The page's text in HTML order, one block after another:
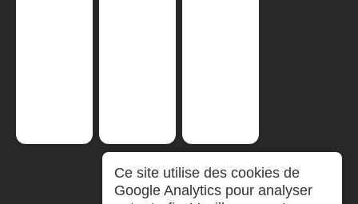
Ce site utilise des cookies de
Google Analytics pour analyser